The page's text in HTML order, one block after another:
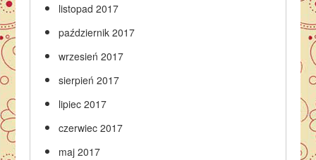
listopad 2017
październik 2017
wrzesień 2017
sierpień 2017
lipiec 2017
czerwiec 2017
maj 2017